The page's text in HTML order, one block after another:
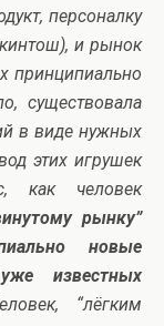
персоналку
и рынок
принципиально
существовала
в виде нужных
этих игрушек
как человек
рынку”
новые
известных
“лёгким